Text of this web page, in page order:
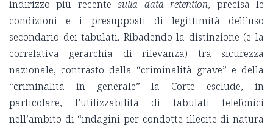
indirizzo più recentesulla data retention, precisa le
condizioni e i presupposti di legittimità dell’uso
secondario dei tabulati. Ribadendo la distinzione (e la
correlativa gerarchia di rilevanza) tra sicurezza
nazionale, contrasto della “criminalità grave” e della
“criminalità in generale” la Corte esclude, in
particolare, l’utilizzabilità di tabulati telefonici
nell’ambito di “indagini per condotte illecite di natura